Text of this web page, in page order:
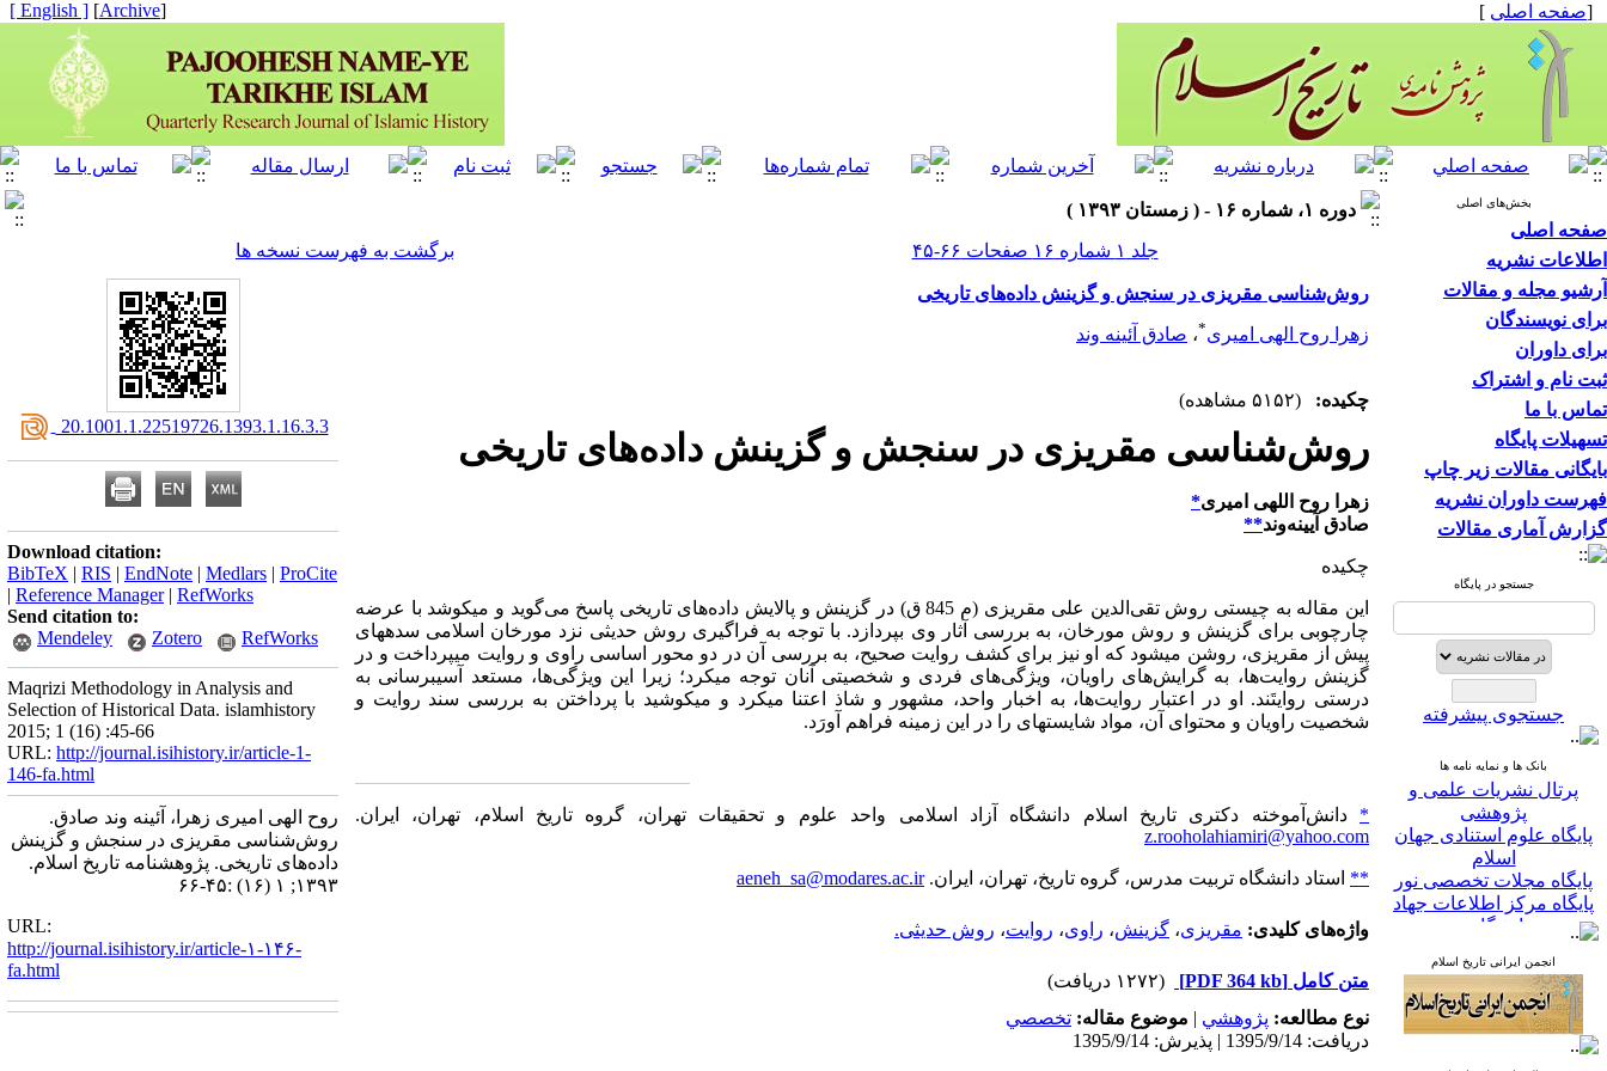
[صفحه اصلی ]
[
Archive
]
[ English ]
بخش‌های اصلی
صفحه اصلی
اطلاعات نشریه
آرشیو مجله و مقالات
برای نویسندگان
برای داوران
ثبت نام و اشتراک
تماس با ما
تسهیلات پایگاه
بایگانی مقالات زیر چاپ
فهرست داوران نشریه
گزارش آماری مقالات
جستجو در پایگاه
جستجوی پیشرفته
بانک ها و نمایه نامه ها
پرتال نشریات علمی و
پژوهشی
پایگاه علوم استنادی جهان
اسلام
پایگاه مجلات تخصصی نور
پایگاه مرکز اطلاعات جهاد
دانشگاهی
بانک اطلاعات نشریات
کشور
google scholar
virascience
انجمن ایرانی تاریخ اسلام
دوره ۱، شماره ۱۶ - ( زمستان ۱۳۹۳ )
جلد ۱ شماره ۱۶ صفحات ۶۶-۴۵
برگشت به فهرست نسخه ها
روش‌شناسی مقریزی در سنجش و گزینش داده‌های تاریخی
زهرا روح الهی امیری*، صادق آئینه وند
چکیده: (۵۱۵۲ مشاهده)
روش‌شناسی مقریزی در سنجش و گزینش داده‌های تاریخی
زهرا روح اللهی امیری*
صادق آیینه‌وند**
چکیده
این مقاله به چیستی روش تقی‌الدین علی مقریزی (م 845 ق) در گزینش و پالایش داده‌های تاریخی پاسخ می
گوید و می‏کوشد با عرضه
چارچوبی برای گزینش و روش مورخان، به بررسی آثار وی بپردازد. با توجه به فراگیری روش حدیثی نزد مورخان اسلامی سده‏های
پیش از مقریزی، روشن می‏شود که او نیز برای کشف روایت صحیح، به بررسی آن در دو محور اساسی راوی و روایت می‏پرداخت و در
گزینش روایت‌ها، به گرایش‌های راویان، ویژگی‌های فردی و شخصیتی آنان توجه می‏کرد؛ زیرا این ویژگیها، مستعد آسیب‏رسانی به
درستی روایتَند. او در اعتبار روایت‌ها، به اخبار واحد، مشهور و شاذ اعتنا می‏کرد و می‏کوشید با پرداختن به بررسی سند روایت و
شخصیت راویان و محتوای آن، مواد شایسته‏ای را در این زمینه فراهم آورَد.
* دانش‌آموخته دکتری تاریخ اسلام دانشگاه آزاد اسلامی واحد علوم و تحقیقات تهران، گروه تاریخ اسلام، تهران، ایران.
z.rooholahiamiri@yahoo.com
** استاد دانشگاه تربیت مدرس، گروه تاریخ، تهران، ایران.aeneh_sa@modares.ac.ir
واژه‌های کلیدی: مقریزی، گزینش، راوی، روایت، روش حدیثی.
متن کامل [PDF 364 kb]
(۱۲۷۲ دریافت)
نوع مطالعه: پژوهشي | موضوع مقاله: تخصصي
دریافت: 1395/9/14 | پذیرش: 1395/9/14
‎ 20.1001.1.22519726.1393.1.16.3.3
Download citation:
BibTeX | RIS | EndNote | Medlars | ProCite
| Reference Manager| RefWorks
Send citation to:
Mendeley
Zotero RefWorks
Maqrizi Methodology in Analysis and
Selection of Historical Data. islamhistory
2015; 1 (16) :45-66
URL: http://journal.isihistory.ir/article-1-
146-fa.html
روح الهی امیری زهرا، آئینه وند صادق.
روش‌شناسی مقریزی در سنجش و گزینش
داده‌های تاریخی. پژوهشنامه تاریخ اسلام.
۱۳۹۳; ۱ (۱۶) :۴۵-۶۶
URL:
http://journal.isihistory.ir/article-۱-۱۴۶-
fa.html